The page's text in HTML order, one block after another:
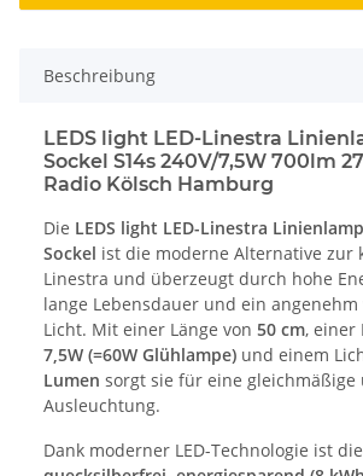
Beschreibung
LEDS light LED-Linestra
Sockel S14s 240V/7,5W 700lm
Radio Kölsch Hamburg
Die LEDS light LED-Linestra
Sockel ist die moderne Alternative zur
Linestra und überzeugt durch hohe
lange Lebensdauer und ein
Licht. Mit einer Länge von 50 cm, einer
7,5W (=60W Glühlampe) und einem
Lumen sorgt sie für eine
Ausleuchtung.
Dank moderner LED-Technologie ist